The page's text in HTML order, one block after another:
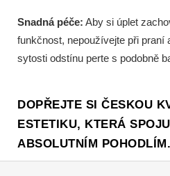
Snadná péče: Aby si úplet
funkčnost, nepoužívejte při praní
sytosti odstínu perte s podobně
DOPŘEJTE SI ČESKOU
ESTETIKU, KTERÁ
ABSOLUTNÍM POHODLÍM.